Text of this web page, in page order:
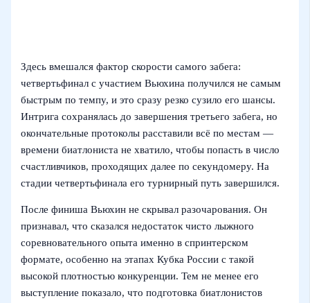
Здесь вмешался фактор скорости самого забега:
четвертьфинал с участием Вьюхина получился не самым
быстрым по темпу, и это сразу резко сузило его шансы.
Интрига сохранялась до завершения третьего забега, но
окончательные протоколы расставили всё по местам —
времени биатлониста не хватило, чтобы попасть в число
счастливчиков, проходящих далее по секундомеру. На
стадии четвертьфинала его турнирный путь завершился.
После финиша Вьюхин не скрывал разочарования. Он
признавал, что сказался недостаток чисто лыжного
соревновательного опыта именно в спринтерском
формате, особенно на этапах Кубка России с такой
высокой плотностью конкуренции. Тем не менее его
выступление показало, что подготовка биатлонистов